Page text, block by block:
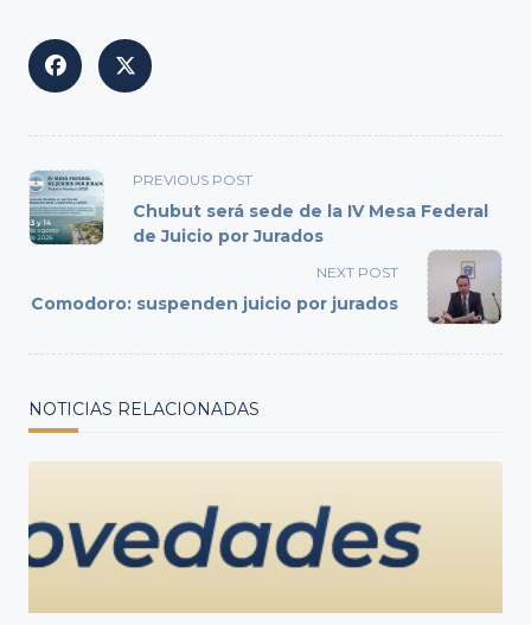
<span
class="nav-
subtitle
reader-
text">Page</span>
PREVIOUS POST
Chubut será sede de la IV Mesa Federal
de Juicio por Jurados
NEXT POST
Comodoro: suspenden juicio por jurados
NOTICIAS RELACIONADAS